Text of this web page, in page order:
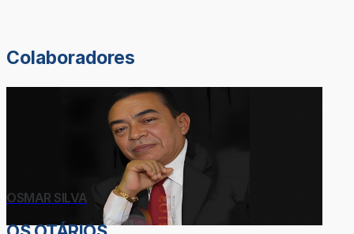
Colaboradores
OSMAR SILVA